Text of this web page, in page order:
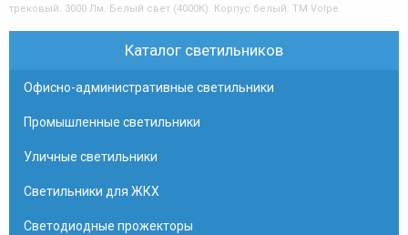
трековый. 3000 Лм. Белый свет (4000К). Корпус белый. ТМ Volpe.
Каталог светильников
Офисно-административные светильники
Промышленные светильники
Уличные светильники
Светильники для ЖКХ
Светодиодные прожекторы